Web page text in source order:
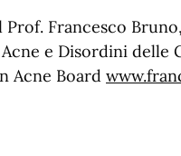
Prof. Francesco
e Disordini delle
Acne Board